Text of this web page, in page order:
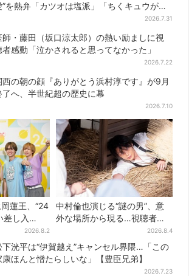
”を熱弁「カツオは塩派」「ちくキュウがお
2026.7.31
師・藤田（坂口涼太郎）の熱い励ましに視
者感動「泣かされると思ってなかった」
2026.7.22
西の朝の顔『ありがとう浜村淳です』が9月
了へ、半世紀超の歴史に幕
2026.7.10
蓮王、“24
差し入
カーが良い
2026.8.2
中村倫也演じる“謎の男”、意
外な場所から現る…視聴者歓
喜「こんな登場シーンとは」
2026.8.4
下洸平は“伊賀越え”キャンセル界隈…「この
康ほんと憎たらしいな」【豊臣兄弟】
2026.7.23